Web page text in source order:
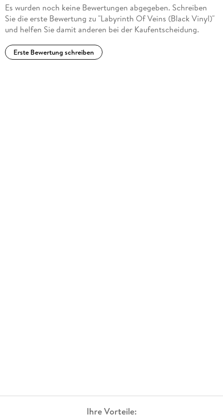
Es wurden noch keine Bewertungen abgegeben. Schreiben
Sie die erste Bewertung zu "Labyrinth Of Veins (Black Vinyl)"
und helfen Sie damit anderen bei der Kaufentscheidung.
Erste Bewertung schreiben
Ihre Vorteile: